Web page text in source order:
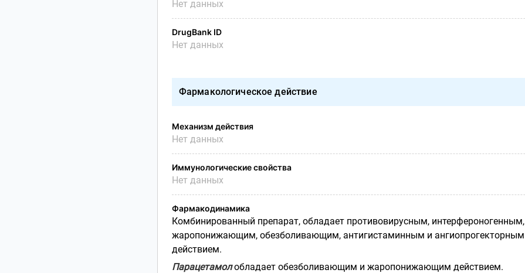
Нет данных
DrugBank ID
Нет данных
Фармакологическое действие
Механизм действия
Нет данных
Иммунологические свойства
Нет данных
Фармакодинамика
Комбинированный препарат, обладает противовирусным, интерфероногенным,
жаропонижающим, обезболивающим, антигистаминным и ангиопрогекторным
действием.
Парацетамолобладает обезболивающим и жаропонижающим действием.